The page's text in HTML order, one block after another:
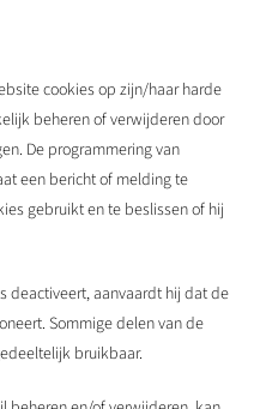
cookies op zijn/haar harde
beheren of verwijderen door
De programmering van
een bericht of melding te
gebruikt en te beslissen of hij
deactiveert, aanvaardt hij dat de
Sommige delen van de
bruikbaar.